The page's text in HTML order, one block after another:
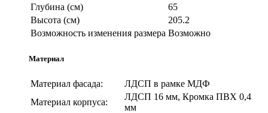
Глубина (см)
65
Высота (см)
205.2
Возможность изменения размера Возможно
Материал
Материал фасада:
ЛДСП в рамке МДФ
Материал корпуса:
ЛДСП 16 мм, Кромка ПВХ 0,4
мм